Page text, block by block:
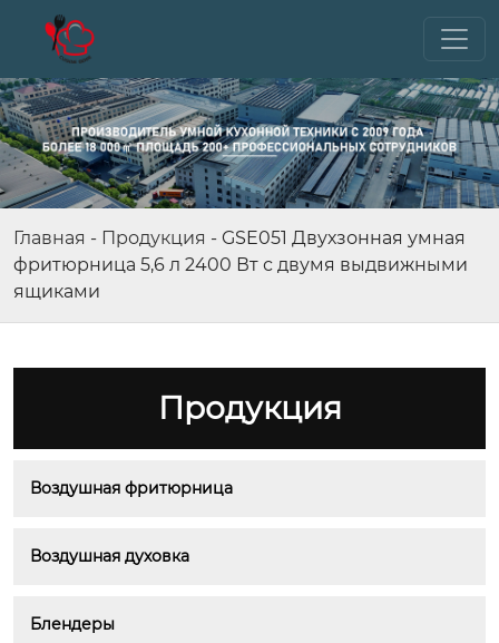
Главная - Продукция - GSE051 Двухзонная умная
фритюрница 5,6 л 2400 Вт с двумя выдвижными
ящиками
Продукция
Воздушная фритюрница
Воздушная духовка
Блендеры